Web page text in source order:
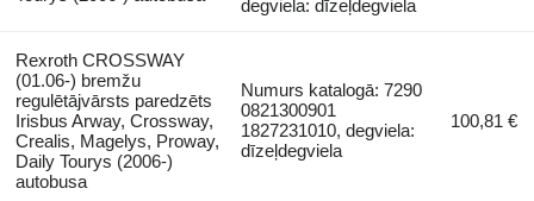
degviela: dīzeļdegviela
Rexroth CROSSWAY
(01.06-) bremžu
regulētājvārsts paredzēts
Irisbus Arway, Crossway,
Crealis, Magelys, Proway,
Daily Tourys (2006-)
autobusa
Numurs katalogā: 7290
0821300901
1827231010, degviela:
dīzeļdegviela
100,81 €